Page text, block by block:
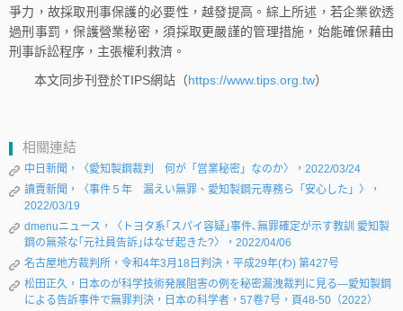
爭力，故採取刑事保護的必要性，越發提高。綜上所述，若企業欲透
過刑事罰，保護營業秘密，須採取更嚴謹的管理措施，始能確保藉由
刑事訴訟程序，主張權利救濟。
本文同步刊登於TIPS網站（https://www.tips.org.tw）
相關連結
中日新聞，〈愛知製鋼裁判 何が「営業秘密」なのか〉，2022/03/24
讀賣新聞，〈事件５年 漏えい無罪、愛知製鋼元専務ら「安心した」〉，
2022/03/19
dmenuニュース，〈トヨタ系｢スパイ容疑｣事件､無罪確定が示す教訓 愛知製
鋼の無茶な｢元社員告訴｣はなぜ起きた?〉，2022/04/06
名古屋地方裁判所，令和4年3月18日判決，平成29年(わ) 第427号
松田正久，日本のが科学技術発展阻害の例を秘密漏洩裁判に見る—愛知製鋼
による告訴事件で無罪判決，日本の科学者，57卷7号，頁48-50（2022）